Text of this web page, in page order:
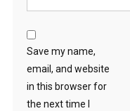
Save my name,
email, and website
in this browser for
the next time I